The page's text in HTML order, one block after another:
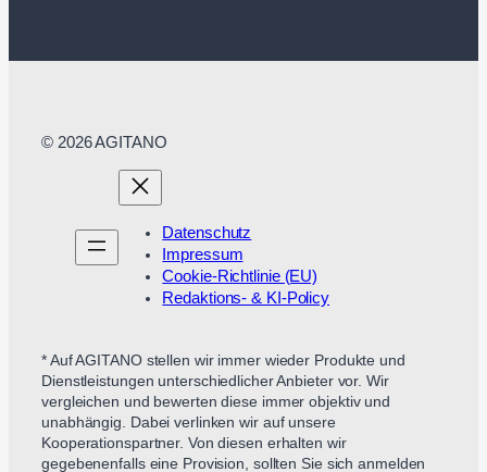
© 2026 AGITANO
Datenschutz
Impressum
Cookie-Richtlinie (EU)
Redaktions- & KI-Policy
* Auf AGITANO stellen wir immer wieder Produkte und
Dienstleistungen unterschiedlicher Anbieter vor. Wir
vergleichen und bewerten diese immer objektiv und
unabhängig. Dabei verlinken wir auf unsere
Kooperationspartner. Von diesen erhalten wir
gegebenenfalls eine Provision, sollten Sie sich anmelden